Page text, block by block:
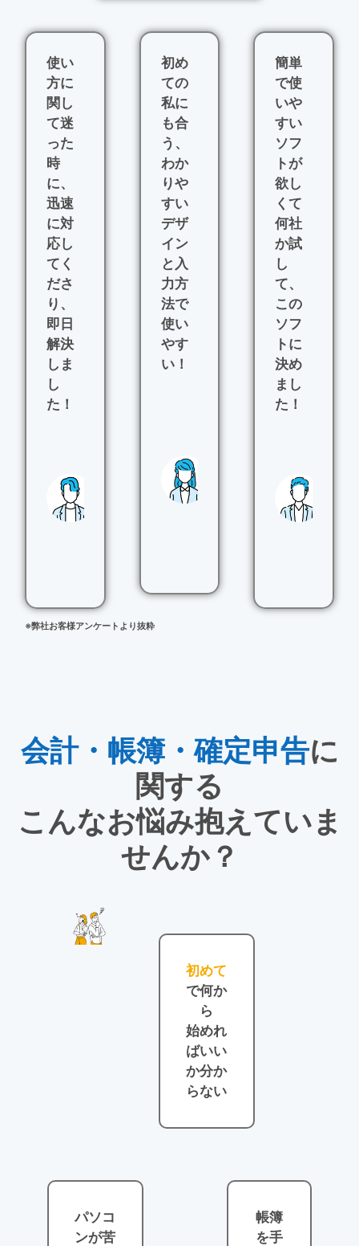
使い
方に
関し
て迷
った
時
に、
迅速
に対
応し
てく
ださ
り、
即日
解決
しま
し
た！
初め
ての
私に
も合
う、
わか
りや
すい
デザ
イン
と入
力方
法で
使い
やす
い！
簡単
で使
いや
すい
ソフ
トが
欲し
くて
何社
か試
し
て、
この
ソフ
トに
決め
まし
た！
※弊社お客様アンケートより抜粋
会計・帳簿・確定申告に
関する
こんなお悩み抱えていま
せんか？
初めて
で何か
ら
始めれ
ばいい
か分か
らない
パソコ
ンが苦
帳簿
を手